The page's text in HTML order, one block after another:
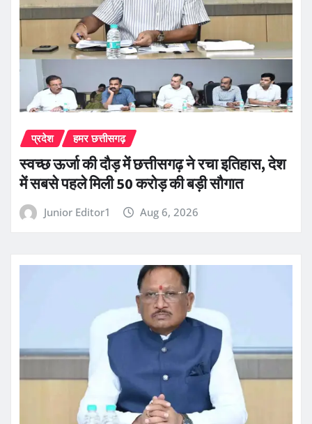
प्रदेश हमर छत्तीसगढ़
स्वच्छ ऊर्जा की दौड़ में छत्तीसगढ़ ने रचा इतिहास, देश
में सबसे पहले मिली 50 करोड़ की बड़ी सौगात
Junior Editor1 Aug 6, 2026